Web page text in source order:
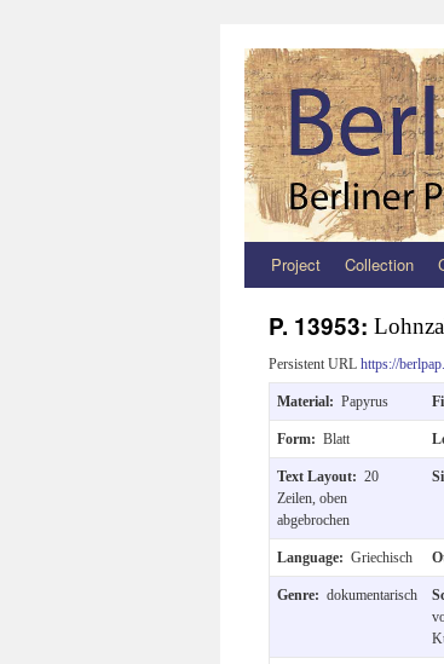
Zum
springen
Project Collection
P. 13953:
Persistent URL https://
Material: Papyrus
Form: Blatt
Text Layout: 20
Zeilen, oben
abgebrochen
Language: Griechisch
Genre: dokumentarisch